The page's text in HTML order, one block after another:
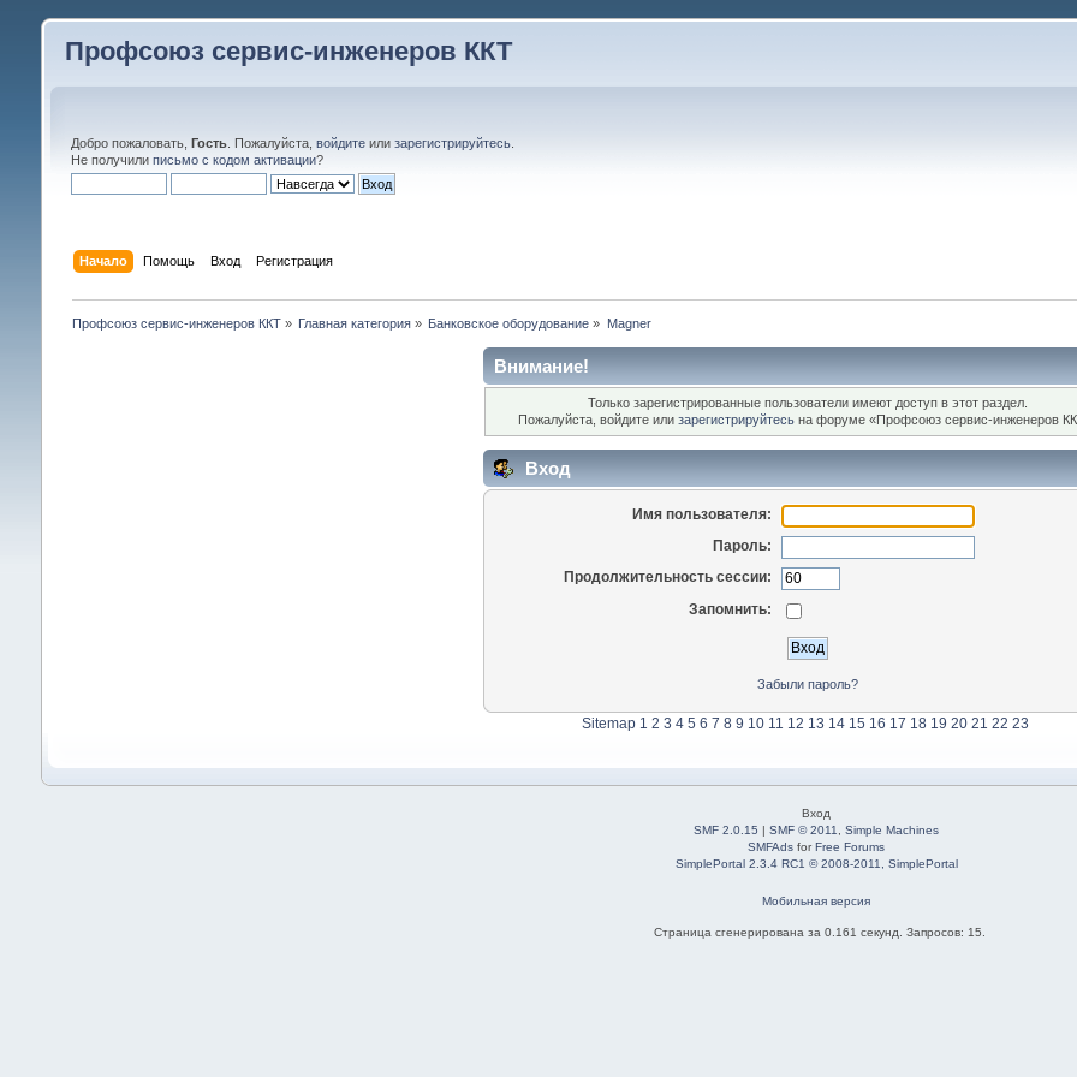
Профсоюз сервис-инженеров ККТ
Добро пожаловать, Гость. Пожалуйста, войдитеили зарегистрируйтесь.
Не получили письмо с кодом активации?
Начало Помощь Вход Регистрация
Профсоюз сервис-инженеров ККТ» Главная категория » Банковское оборудование » Magner
Внимание!
Только зарегистрированные пользователи имеют доступ в этот раздел.
Пожалуйста, войдите илизарегистрируйтесь на форуме «Профсоюз сервис-инженеров
Вход
Имя пользователя:
Пароль:
Продолжительность сессии:
Запомнить:
Забыли пароль?
Sitemap 1 2 3 4 5 6 7 8 9 10 11 12 13 14 15 16 17 18 19 20 21 22 23
Вход
SMF 2.0.15 |SMF © 2011 ,Simple Machines
SMFAds forFree Forums
SimplePortal 2.3.4 RC1 © 2008-2011, SimplePortal
Мобильная версия
Страница сгенерирована за 0.161 секунд. Запросов: 15.